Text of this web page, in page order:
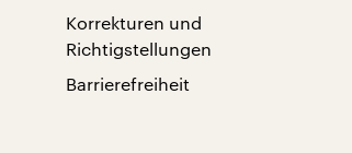
Korrekturen und
Richtigstellungen
Barrierefreiheit